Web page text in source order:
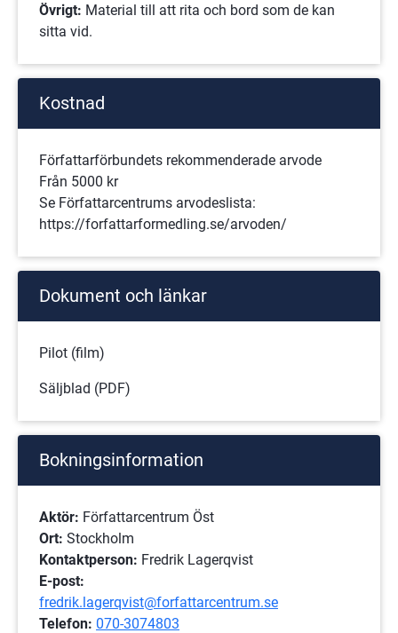
Övrigt: Material till att rita och bord som de kan
sitta vid.
Kostnad
Författarförbundets rekommenderade arvode
Från 5000 kr
Se Författarcentrums arvodeslista:
https://forfattarformedling.se/arvoden/
Dokument och länkar
Pilot (film)
Säljblad (PDF)
Bokningsinformation
Aktör: Författarcentrum Öst
Ort: Stockholm
Kontaktperson: Fredrik Lagerqvist
E-post:
fredrik.lagerqvist@forfattarcentrum.se
Telefon: 070-3074803